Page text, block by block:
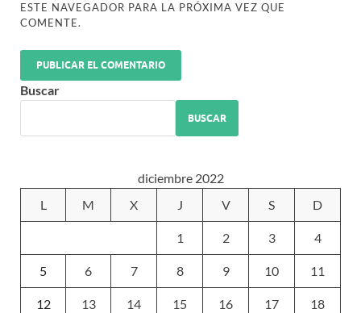
ESTE NAVEGADOR PARA LA PRÓXIMA VEZ QUE
COMENTE.
Buscar
BUSCAR
diciembre 2022
L
M X J V S D
1 2 3 4
5 6 7 8 9 10 11
12 13 14 15 16 17 18